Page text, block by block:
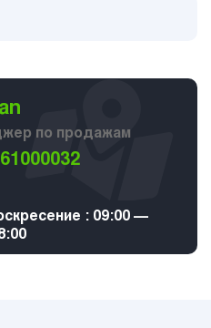
по продажам
: 09:00 —